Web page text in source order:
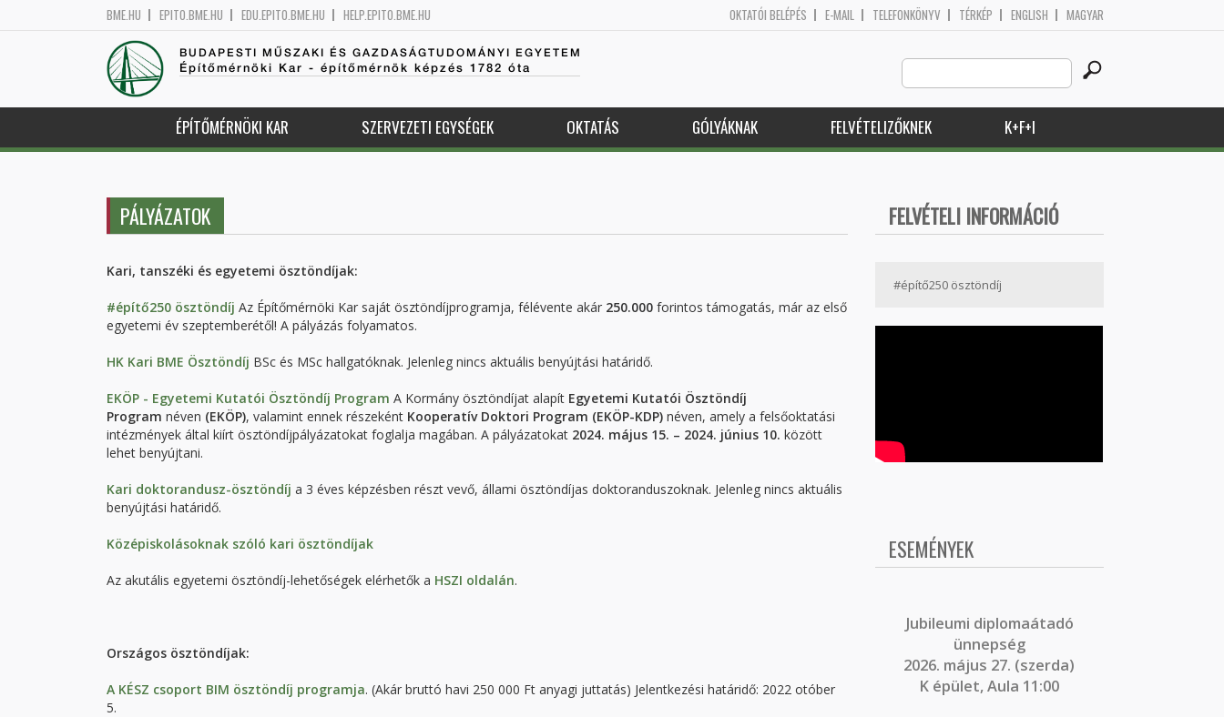
BME.HU EPITO.BME.HU EDU.EPITO.BME.HU HELP.EPITO.BME.HU OKTATÓI BELÉPÉS E-MAIL TELEFONKÖNYV TÉRKÉP ENGLISH MAGYAR
BUDAPESTI MŰSZAKI ÉS GAZDASÁGTUDOMÁNYI EGYETEM
Építőmérnöki Kar - építőmérnök képzés 1782 óta
Search
this
site
ÉPÍTŐMÉRNÖKI KAR SZERVEZETI EGYSÉGEK OKTATÁS GÓLYÁKNAK FELVÉTELIZŐKNEK K+F+I
PÁLYÁZATOK
Kari, tanszéki és egyetemi ösztöndíjak:
#építő250 ösztöndíj Az Építőmérnöki Kar saját ösztöndíjprogramja, félévente akár 250.000 forintos támogatás, már az első
egyetemi év szeptemberétől! A pályázás folyamatos.
HK Kari BME Ösztöndíj BSc és MSc hallgatóknak. Jelenleg nincs aktuális benyújtási határidő.
EKÖP - Egyetemi Kutatói Ösztöndíj Program A Kormány ösztöndíjat alapít Egyetemi Kutatói Ösztöndíj
Program néven (EKÖP), valamint ennek részeként Kooperatív Doktori Program (EKÖP-KDP) néven, amely a felsőoktatási
intézmények által kiírt ösztöndíjpályázatokat foglalja magában. A pályázatokat 2024. május 15. – 2024. június 10. között
lehet benyújtani.
Kari doktorandusz-ösztöndíj a 3 éves képzésben részt vevő, állami ösztöndíjas doktoranduszoknak. Jelenleg nincs aktuális
benyújtási határidő.
Középiskolásoknak szóló kari ösztöndíjak
Az akutális egyetemi ösztöndíj-lehetőségek elérhetők a HSZI oldalán.
Országos ösztöndíjak:
A KÉSZ csoport BIM ösztöndíj programja. (Akár bruttó havi 250 000 Ft anyagi juttatás) Jelentkezési határidő: 2022 otóber
5.
FELVÉTELI INFORMÁCIÓ
#építő250 ösztöndíj
ESEMÉNYEK
Jubileumi diplomaátadó
ünnepség
2026. május 27. (szerda)
K épület, Aula 11:00